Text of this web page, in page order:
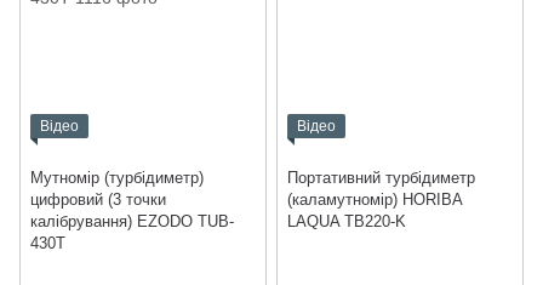
Відео
Мутномір (турбідиметр)
цифровий (3 точки
калібрування) EZODO TUB-
430T
Відео
Портативний турбідиметр
(каламутномір) HORIBA
LAQUA TB220-K